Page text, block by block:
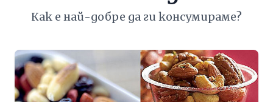
Как е най-добре да ги консумираме?